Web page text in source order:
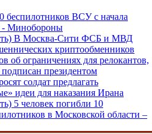
беспилотников ВСУ с начала
- Минобороны
В Москва-Сити ФСБ и МВД
криптообменников
об ограничениях для релокантов,
президентом
солдат предлагать
идеи для наказания Ирана
5 человек погибли 10
в Московской области –